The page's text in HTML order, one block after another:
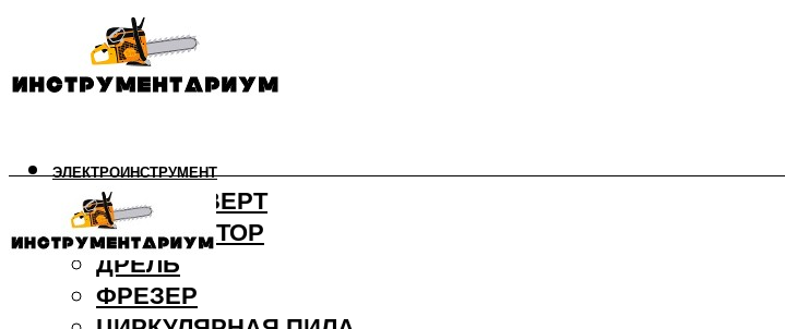
ЭЛЕКТРОИНСТРУМЕНТ
ШУРУПОВЕРТ
ПЕРФОРАТОР
ДРЕЛЬ
ФРЕЗЕР